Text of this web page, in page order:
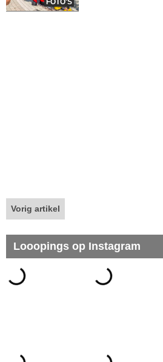
FOTO'S
Vorig artikel
Looopings op Instagram